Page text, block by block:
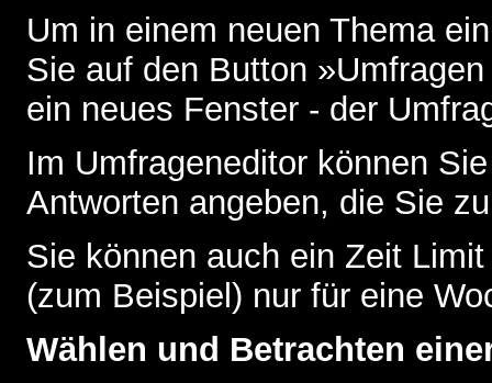
Um in einem neuen Thema
Sie auf den Button
ein neues Fenster - der
Im Umfrageneditor können
Antworten angeben, die Sie
Sie können auch ein Zeit
(zum Beispiel) nur für eine
Wählen und Betrachten